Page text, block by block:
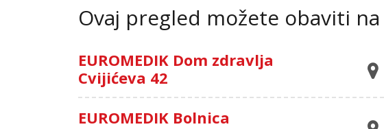
Ovaj pregled možete obaviti
EUROMEDIK Dom zdravlja
Cvijićeva 42
EUROMEDIK Bolnica